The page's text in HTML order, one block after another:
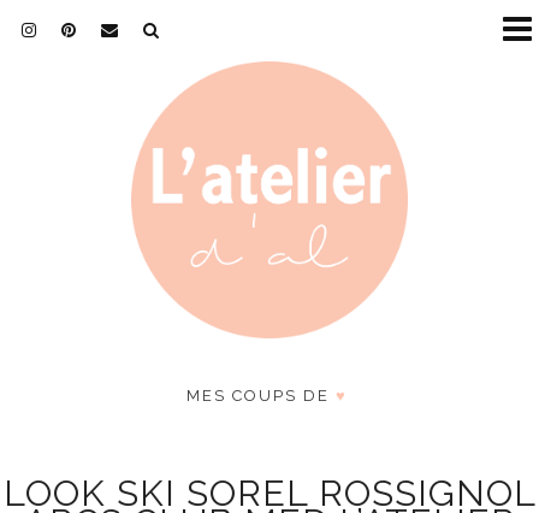
MES COUPS DE ♥
LOOK SKI SOREL ROSSIGNOL